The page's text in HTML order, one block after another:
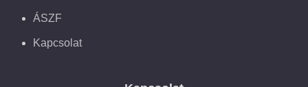
ÁSZF
Kapcsolat